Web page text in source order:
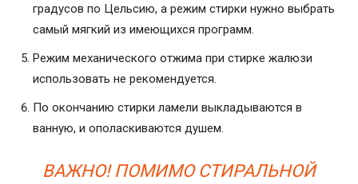
градусов по Цельсию, а режим стирки нужно выбрать
самый мягкий из имеющихся программ.
Режим механического отжима при стирке жалюзи
использовать не рекомендуется.
По окончанию стирки ламели выкладываются в
ванную, и ополаскиваются душем.
ВАЖНО! ПОМИМО СТИРАЛЬНОЙ